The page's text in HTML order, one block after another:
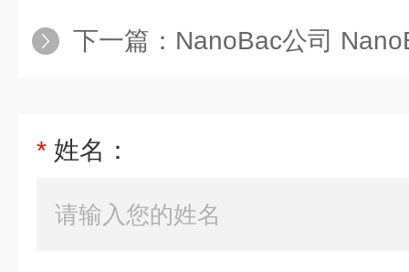
下一篇： NanoBac公司
* 姓名：